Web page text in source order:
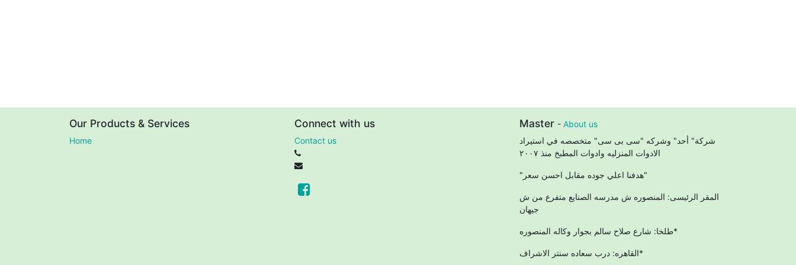
Our Products & Services
Home
Connect with us
Contact us
Master - About us
شركة" أحد" وشركه "سى بى سى" متخصصه في استيراد
"هدفنا اعلي جوده مقابل احسن سعر"
المقر الرئيسى: المنصوره ش مدرسه الصنايع متفرع من ش
جيهان
طلخا: شارع صلاح سالم بجوار وكاله المنصوره*
القاهره: درب سعاده سنتر الاشراف*